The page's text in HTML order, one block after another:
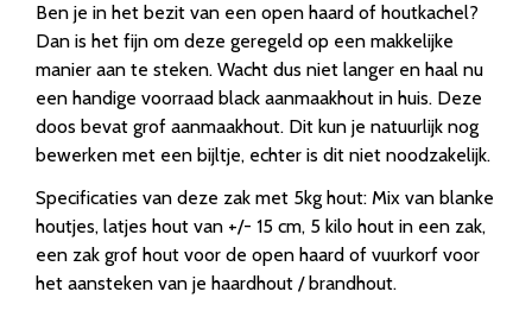
Ben je in het bezit van een open haard of houtkachel?
Dan is het fijn om deze geregeld op een makkelijke
manier aan te steken. Wacht dus niet langer en haal nu
een handige voorraad black aanmaakhout in huis. Deze
doos bevat grof aanmaakhout. Dit kun je natuurlijk nog
bewerken met een bijltje, echter is dit niet noodzakelijk.
Specificaties van deze zak met 5kg hout: Mix van blanke
houtjes, latjes hout van +/- 15 cm, 5 kilo hout in een zak,
een zak grof hout voor de open haard of vuurkorf voor
het aansteken van je haardhout / brandhout.